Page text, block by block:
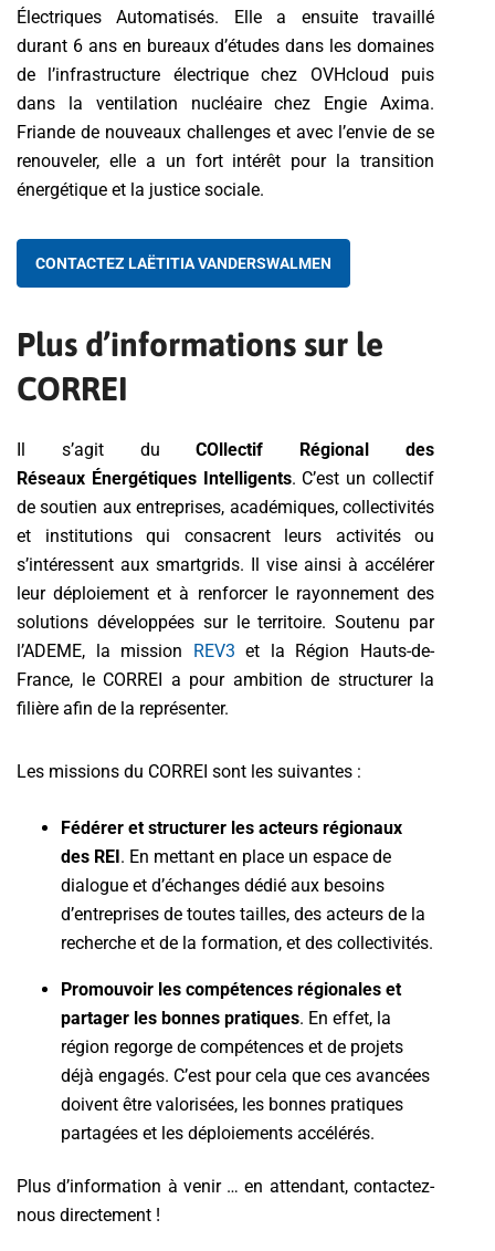
Électriques Automatisés. Elle a ensuite travaillé
durant 6 ans en bureaux d’études dans les domaines
de l’infrastructure électrique chez OVHcloud puis
dans la ventilation nucléaire chez Engie Axima.
Friande de nouveaux challenges et avec l’envie de se
renouveler, elle a un fort intérêt pour la transition
énergétique et la justice sociale.
CONTACTEZ LAËTITIA VANDERSWALMEN
Plus d’informations sur le
CORREI
Il s’agit duCOllectif Régional des
Réseaux Énergétiques Intelligents. C’est un collectif
de soutien aux entreprises, académiques, collectivités
et institutions qui consacrent leurs activités ou
s’intéressent aux smartgrids. Il vise ainsi à accélérer
leur déploiement et à renforcer le rayonnement des
solutions développées sur le territoire. Soutenu par
l’ADEME, la mission REV3 et la Région Hauts-de-
France, le CORREI a pour ambition de structurer la
filière afin de la représenter.
Les missions du CORREI sont les suivantes :
Fédérer et structurer les acteurs régionaux
des REI. En mettant en place un espace de
dialogue et d’échanges dédié aux besoins
d’entreprises de toutes tailles, des acteurs de la
recherche et de la formation, et des collectivités.
Promouvoir les compétences régionales et
partager les bonnes pratiques. En effet, la
région regorge de compétences et de projets
déjà engagés. C’est pour cela que ces avancées
doivent être valorisées, les bonnes pratiques
partagées et les déploiements accélérés.
Plus d’information à venir … en attendant, contactez-
nous directement !